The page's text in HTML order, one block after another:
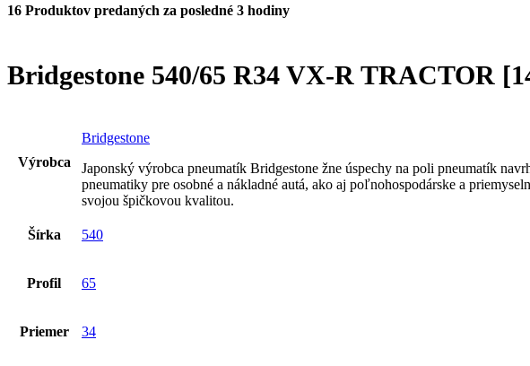
16 Produktov predaných za posledné 3 hodiny
Bridgestone 540/65 R34 VX-R TRACTOR
Výrobca
Bridgestone
Japonský výrobca pneumatík Bridgestone žne úspechy na poli pneumatík
pneumatiky pre osobné a nákladné autá, ako aj poľnohospodárske a
svojou špičkovou kvalitou.
Šírka 540
Profil 65
Priemer 34